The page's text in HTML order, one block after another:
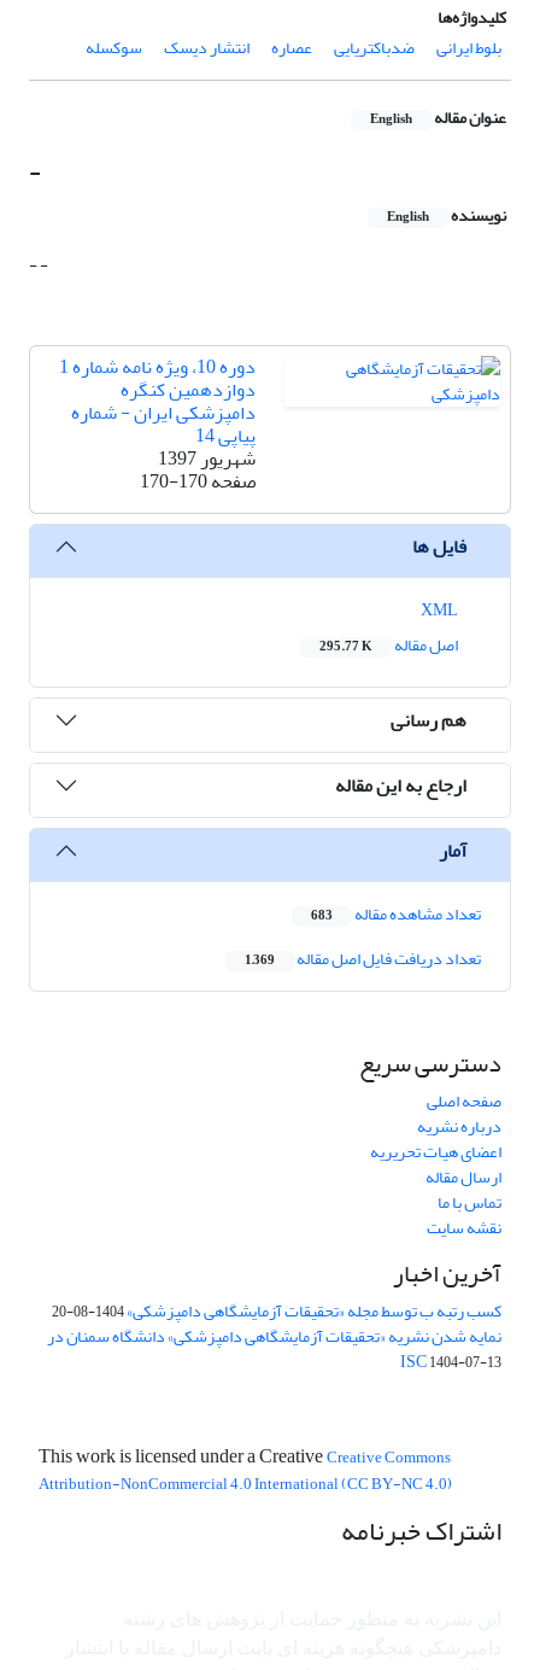
کلیدواژه‌ها
بلوط ایرانی
ضدباکتریایی عصاره انتشار دیسک سوکسله
عنوان مقاله English
-
نویسنده English
- -
دوره 10، ویژه نامه شماره 1
دوازدهمین کنگره
دامپزشکی ایران - شماره
پیاپی 14
شهریور 1397
صفحه170-170
فایل ها
اصل مقاله
295.77 K
هم رسانی
ارجاع به این مقاله
آمار
تعداد مشاهده مقاله 683
تعداد دریافت فایل اصل مقاله 1,369
دسترسی سریع
صفحه اصلی
درباره نشریه
اعضای هیات تحریریه
ارسال مقاله
تماس با ما
نقشه سایت
آخرین اخبار
کسب رتبه ب توسط مجله «تحقیقات آزمایشگاهی دامپزشکی»1404-08-20
نمایه شدن نشریه «تحقیقات آزمایشگاهی دامپزشکی» دانشگاه سمنان در
ISC1404-07-13
This work is licensed under a CreativeCreative Commons
Attribution-NonCommercial 4.0 International (CC BY-NC 4.0)
اشتراک خبرنامه